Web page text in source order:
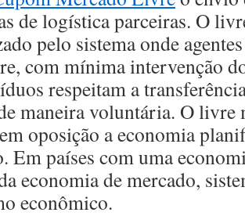
de logística parceiras. O
pelo sistema onde
com mínima intervenção
respeitam a
maneira voluntária. O livre
oposição a economia
Em países com uma
economia de mercado,
econômico.